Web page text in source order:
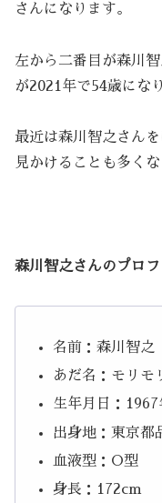
さんになります。
左から二番目が森川
が2021年で54歳にな
最近は森川智之さん
見かけることも多く
森川智之さんのプロ
名前：森川智之
あだ名：モリモ
生年月日：
出身地：東京都
血液型：O型
身長：172cm